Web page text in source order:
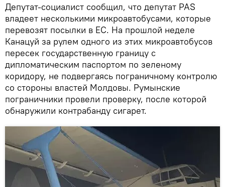
Депутат-социалист сообщил, что депутат PAS
владеет несколькими микроавтобусами, которые
перевозят посылки в ЕС. На прошлой неделе
Канацуй за рулем одного из этих микроавтобусов
пересек государственную границу с
дипломатическим паспортом по зеленому
коридору, не подвергаясь пограничному контролю
со стороны властей Молдовы. Румынские
пограничники провели проверку, после которой
обнаружили контрабанду сигарет.